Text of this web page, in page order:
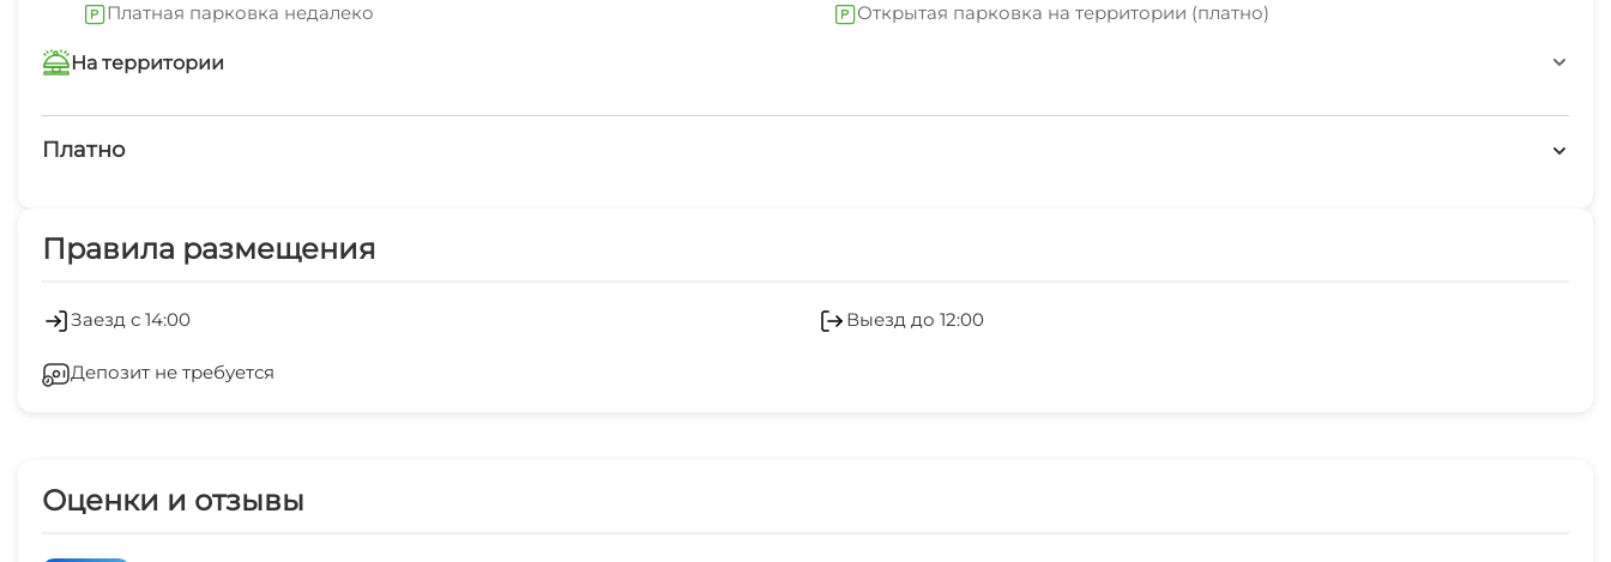
Платная парковка недалеко Открытая парковка на территории (платно)
На территории
Интернет Wi-Fi Катание на лыжах
Платно
Салон красоты
Холодильник Кондиционер
Лифт
Семейные номера
Правила размещения
Заезд с 14:00 Выезд до 12:00
Депозит не требуется
Оценки и отзывы